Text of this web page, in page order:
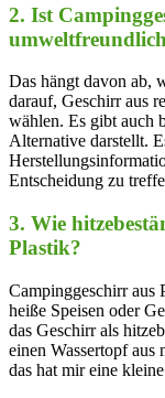
2. Ist
Das hängt davon ⁢ab,
darauf, Geschirr aus
wählen. Es gibt auch‍
Alternative darstellt.
Entscheidung zu‍
3. Wie
Plastik?
Campinggeschirr aus
heiße Speisen oder
das Geschirr als
einen⁤ Wassertopf aus
das hat mir​ eine